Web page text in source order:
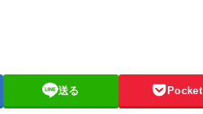
送る Pocket